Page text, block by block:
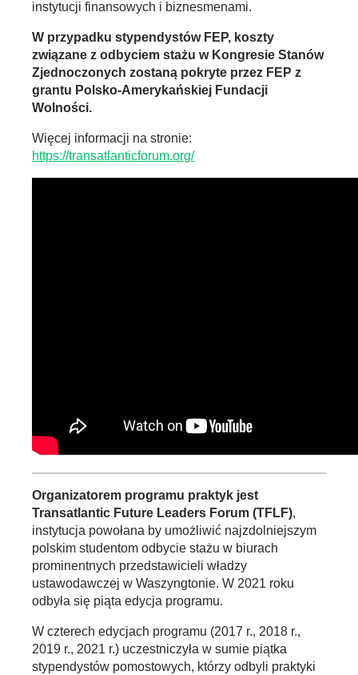
instytucji finansowych i biznesmenami.
W przypadku stypendystów FEP, koszty
związane z odbyciem stażu w Kongresie Stanów
Zjednoczonych zostaną pokryte przez FEP z
grantu Polsko-Amerykańskiej Fundacji
Wolności.
Więcej informacji na stronie:
https://transatlanticforum.org/
Organizatorem programu praktyk jest
Transatlantic Future Leaders Forum (TFLF),
instytucja powołana by umożliwić najzdolniejszym
polskim studentom odbycie stażu w biurach
prominentnych przedstawicieli władzy
ustawodawczej w Waszyngtonie. W 2021 roku
odbyła się piąta edycja programu.
W czterech edycjach programu (2017 r., 2018 r.,
2019 r., 2021 r.) uczestniczyła w sumie piątka
stypendystów pomostowych, którzy odbyli praktyki